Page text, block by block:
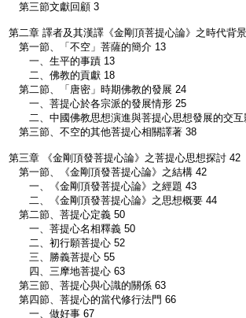
第三節文獻回顧 3
第二章 譯者及其漢譯《金剛頂菩提心論》之時代背
第一節、「不空」菩薩的簡介 13
一、生平的事蹟 13
二、佛教的貢獻 18
第二節、「唐密」時期佛教的發展 24
一、菩提心於各宗派的發展情形 25
二、中國佛教思想演進與菩提心思想發展的交互
第三節、不空的其他菩提心相關譯著 38
第三章 《金剛頂發菩提心論》之菩提心思想探討 42
第一節、《金剛頂發菩提心論》之結構 42
一、《金剛頂發菩提心論》之經題 43
二、《金剛頂發菩提心論》之思想概要 44
第二節、菩提心定義 50
一、菩提心名相釋義 50
二、初行願菩提心 52
三、勝義菩提心 55
四、三摩地菩提心 63
第三節、菩提心與心識的關係 63
第四節、菩提心的當代修行法門 66
一、做好事 67